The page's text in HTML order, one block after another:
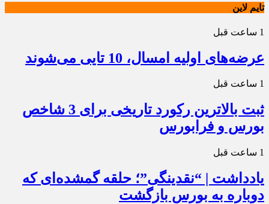
تایم لاین
1 ساعت قبل
عرضه‌های اولیه امسال، 10 تایی می‌شوند
1 ساعت قبل
ثبت بالاترین رکورد تاریخی برای 3 شاخص
بورس و فرابورس
1 ساعت قبل
یادداشت | “نقدینگی”؛ حلقه گمشده‌ای که
دوباره به بورس بازگشت